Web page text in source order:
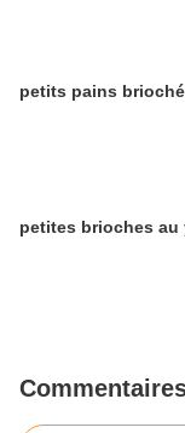
petits pains
petites brioches au